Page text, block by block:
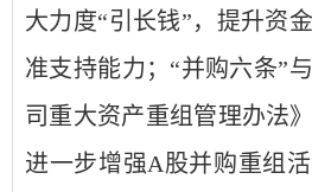
大力度“引长钱”，提升资
准支持能力；“并购六条”
司重大资产重组管理办法
进一步增强A股并购重组